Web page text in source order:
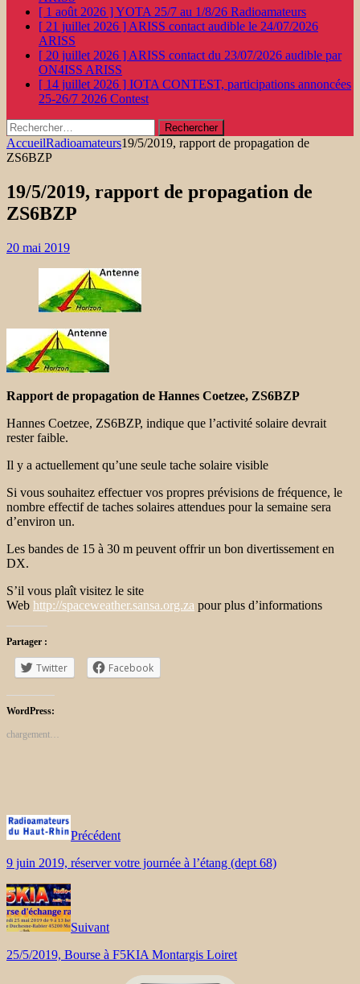
[ 1 août 2026 ]YOTA 25/7 au 1/8/26 Radioamateurs
[ 21 juillet 2026 ] ARISS contact audible le 24/07/2026
ARISS
[ 20 juillet 2026 ] ARISS contact du 23/07/2026 audible par
ON4ISS ARISS
[ 14 juillet 2026 ] IOTA CONTEST, participations annoncées
25-26/7 2026 Contest
Rechercher :
AccueilRadioamateurs19/5/2019, rapport de propagation de
ZS6BZP
19/5/2019, rapport de propagation de
ZS6BZP
20 mai 2019
Rapport de propagation de Hannes Coetzee, ZS6BZP
Hannes Coetzee, ZS6BZP, indique que l’activité solaire devrait
rester faible.
Il y a actuellement qu’une seule tache solaire visible
Si vous souhaitez effectuer vos propres prévisions de fréquence, le
nombre effectif de taches solaires attendues pour la semaine sera
d’environ un.
Les bandes de 15 à 30 m peuvent offrir un bon divertissement en
DX.
S’il vous plaît visitez le site
Web http://spaceweather.sansa.org.za pour plus d’informations
Partager :
Twitter Facebook
WordPress:
chargement…
Précédent
9 juin 2019, réserver votre journée à l’étang (dept 68)
Suivant
25/5/2019, Bourse à F5KIA Montargis Loiret